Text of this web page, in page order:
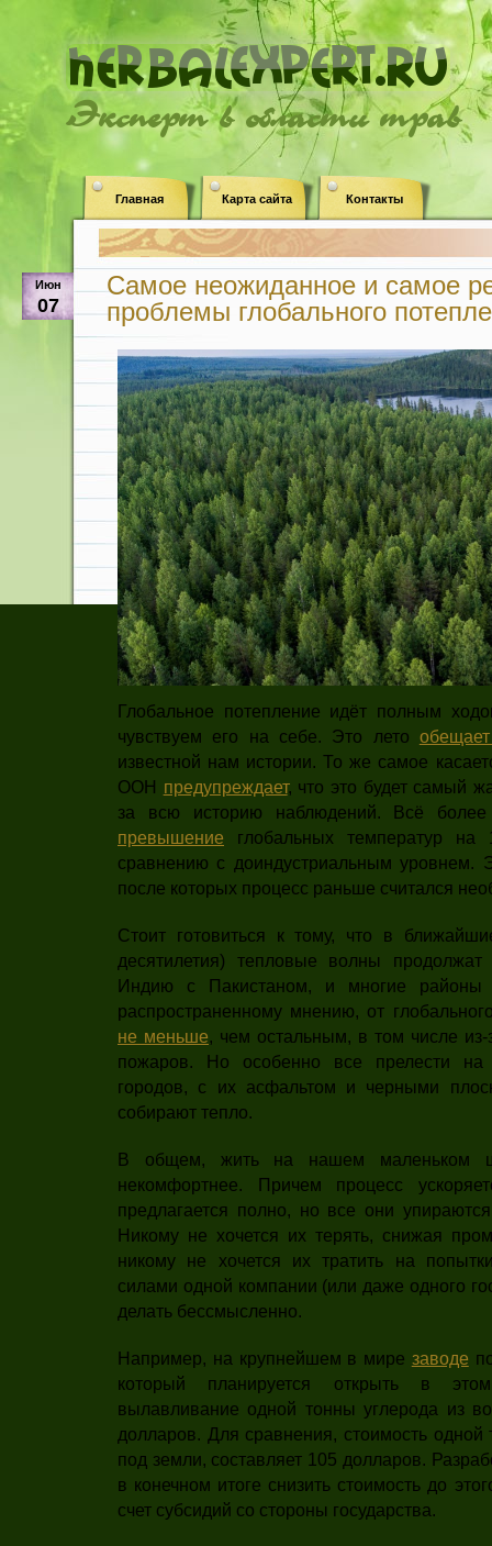
Эксперт в области трав
Главная Карта сайта Контакты
Июн
07
Самое неожиданное и самое
проблемы глобального
Глобальное потепление идёт полным
чувствуем его на себе. Это лето
известной нам истории. То же самое
ООН предупреждает, что это будет самый
за всю историю наблюдений. Всё более
превышение глобальных температур
сравнению с доиндустриальным уровнем.
после которых процесс раньше считался
Стоит готовиться к тому, что в
десятилетия) тепловые волны
Индию с Пакистаном, и многие
распространенному мнению, от
не меньше, чем остальным, в том числе
пожаров. Но особенно все прелести на
городов, с их асфальтом и черными
собирают тепло.
В общем, жить на нашем маленьком
некомфортнее. Причем процесс
предлагается полно, но все они
Никому не хочется их терять, снижая
никому не хочется их тратить на
силами одной компании (или даже одного
делать бессмысленно.
Например, на крупнейшем в мире заводе
который планируется открыть в
вылавливание одной тонны углерода из
долларов. Для сравнения, стоимость одной
под земли, составляет 105 долларов.
в конечном итоге снизить стоимость до
счет субсидий со стороны государства.